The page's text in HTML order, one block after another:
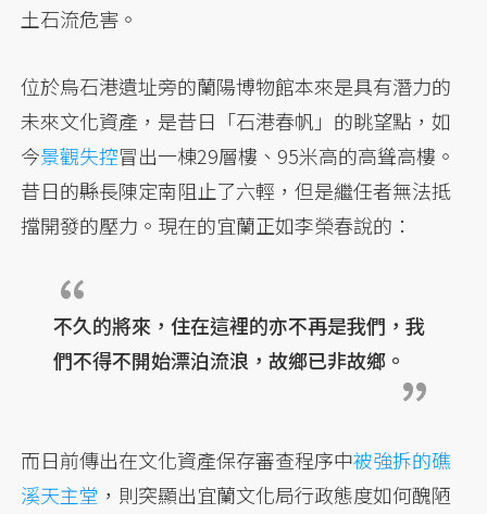
土石流危害。
位於烏石港遺址旁的蘭陽博物館本來是具有潛力的
未來文化資產，是昔日「石港春帆」的眺望點，如
今景觀失控冒出一棟29層樓、95米高的高聳高樓。
昔日的縣長陳定南阻止了六輕，但是繼任者無法抵
擋開發的壓力。現在的宜蘭正如李榮春說的：
不久的將來，住在這裡的亦不再是我們，我
們不得不開始漂泊流浪，故鄉已非故鄉。
而日前傳出在文化資產保存審查程序中被強拆的礁
溪天主堂 ，則突顯出宜蘭文化局行政態度如何醜陋